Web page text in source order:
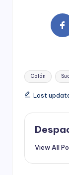
Tags:
Colón
Last
View All